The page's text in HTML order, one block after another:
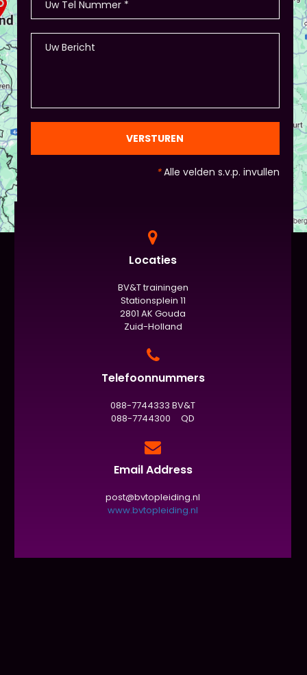
- Als je hierbij je eigen creativiteit in wil zetten is
dat altijd mogelijk! Maar: overleg dit dan wel met
Piet of hij dit wil in plaats van een eindpresentatie
+ zorg ervoor dat de deelnemers wel hun
en die van Piet en vervolgens de deelnemers:
gezien de eindpresentaties van 5 minuten de
officiële/vaste werkvorm zijn. Voor beginners is het
evaluatieformulier niet :)
VERSTUREN
*Alle velden s.v.p. invullen
Locaties
BV&T trainingen
Stationsplein 11
2801 AK Gouda
Zuid-Holland
Telefoonnummers
088-7744333 BV&T
088-7744300 QD
Email Address
post@bvtopleiding.nl
www.bvtopleiding.nl